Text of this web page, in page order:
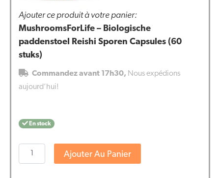
Ajouter ce produit à votre panier:
MushroomsForLife – Biologische
paddenstoel Reishi Sporen Capsules (60
stuks)
Commandez avant 17h30, Nous expédions
aujourd’hui!
En stock
quantité
de
Ajouter Au Panier